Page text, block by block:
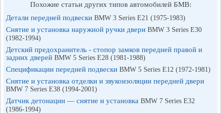
Похожие статьи других типов автомобилей БМВ:
Детали передней подвески BMW 3 Series E21 (1975-1983)
Снятие и установка наружной ручки двери BMW 3 Series E30
(1982-1994)
Детский предохранитель - стопор замков передней правой и
задних дверей BMW 5 Series E28 (1981-1988)
Спецификации передней подвески BMW 5 Series E12 (1972-1981)
Снятие и установка отделки и звукоизоляции передней двери
BMW 7 Series E38 (1994-2001)
Датчик детонации — снятие и установка BMW 7 Series E32
(1986-1994)